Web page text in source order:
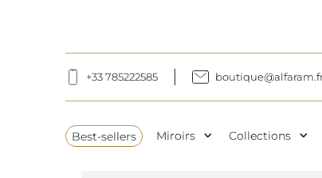
+33 785222585
Best-sellers Miroirs expand_more Collections expand_more